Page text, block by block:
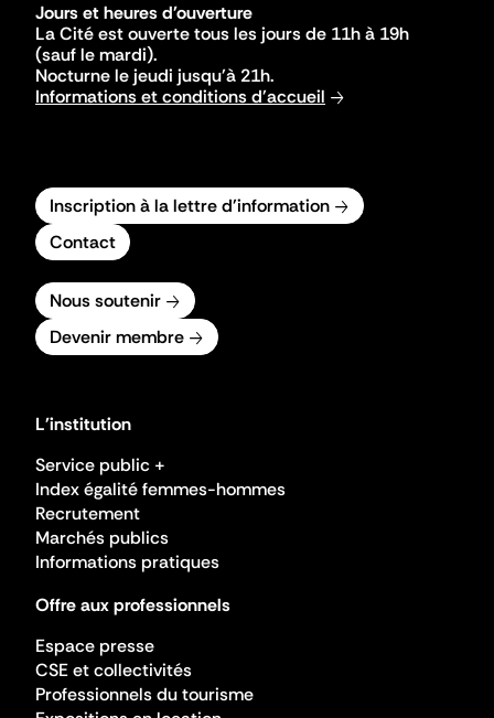
Jours et heures d'ouverture
La Cité est ouverte tous les jours de 11h à 19h
(sauf le mardi).
Nocturne le jeudi jusqu'à 21h.
Informations et conditions d'accueil
Inscription à la lettre d'information
Contact
Nous soutenir
Devenir membre
L'institution
Service public +
Index égalité femmes-hommes
Recrutement
Marchés publics
Informations pratiques
Offre aux professionnels
Espace presse
CSE et collectivités
Professionnels du tourisme